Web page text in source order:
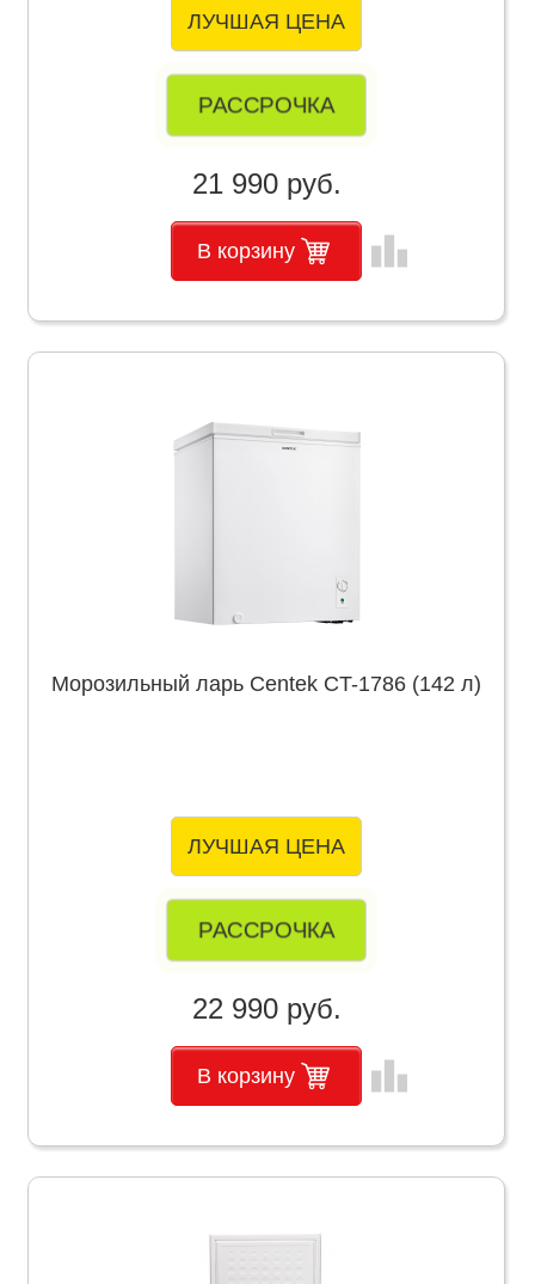
ЛУЧШАЯ ЦЕНА
РАССРОЧКА
21 990 руб.
В корзину leaderboard
Морозильный ларь Centek CT-1786 (142 л)
ЛУЧШАЯ ЦЕНА
РАССРОЧКА
22 990 руб.
В корзину leaderboard